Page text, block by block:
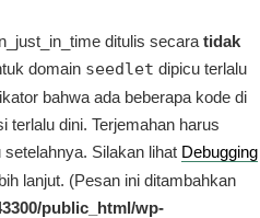
ditulis secara tidak
domain seedlet dipicu terlalu
bahwa ada beberapa kode di
terlalu dini. Terjemahan harus
setelahnya. Silakan lihat Debugging
lanjut. (Pesan ini ditambahkan
public_html/wp-